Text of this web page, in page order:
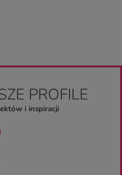
PROFILE
i inspiracji